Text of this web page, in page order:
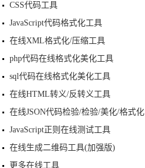
CSS代码工具
JavaScript代码格式化工具
在线XML格式化/压缩工具
php代码在线格式化美化工具
sql代码在线格式化美化工具
在线HTML转义/反转义工具
在线JSON代码检验/检验/美化/格式化
JavaScript正则在线测试工具
在线生成二维码工具(加强版)
更多在线工具